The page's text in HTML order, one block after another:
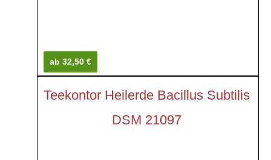
ab 32,50 €
Teekontor Heilerde Bacillus Subtilis
DSM 21097